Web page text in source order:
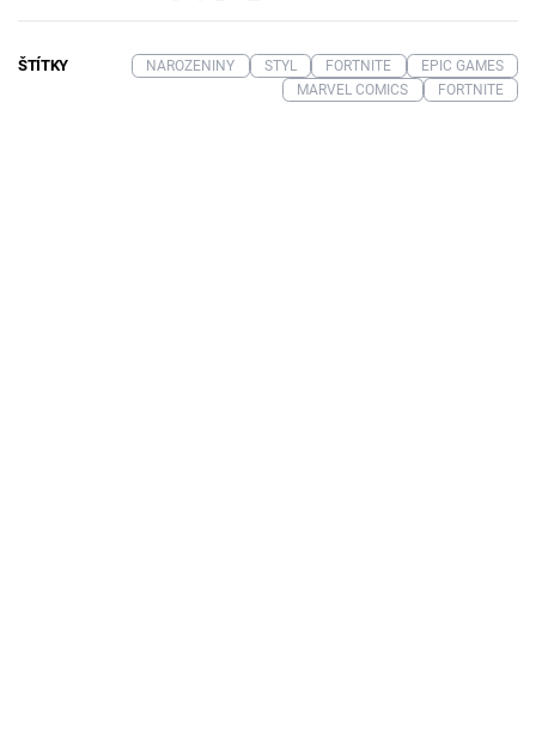
ŠTÍTKY NAROZENINY STYL FORTNITE
EPIC GAMES
MARVEL COMICS
FORTNITE